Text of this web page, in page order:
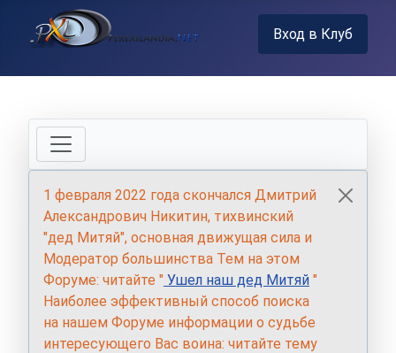
Вход в Клуб
1 февраля 2022 года скончался Дмитрий
Александрович Никитин, тихвинский
"дед Митяй", основная движущая сила и
Модератор большинства Тем на этом
Форуме: читайте " Ушел наш дед Митяй "
Наиболее эффективный способ поиска
на нашем Форуме информации о судьбе
интересующего Вас воина: читайте тему